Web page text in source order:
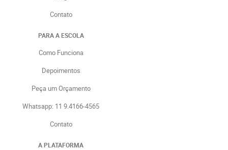
Contato
PARA A ESCOLA
Como Funciona
Depoimentos
Peça um Orçamento
Whatsapp: 11 9.4166-4565
Contato
A PLATAFORMA